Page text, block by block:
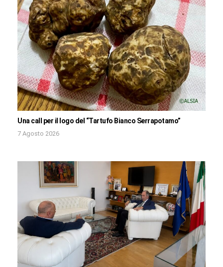
Una call per il logo del “Tartufo Bianco Serrapotamo”
7 Agosto 2026